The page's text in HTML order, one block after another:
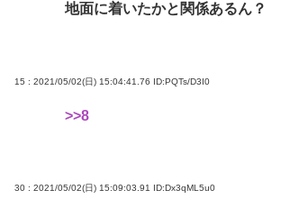
よ！」「保険にも入れないヤツは運
被災地・熊本、泥酔者の通報が止ま
地面に着いたかと関係あるん？
15 : 2021/05/02(日) 15:04:41.76 ID:PQTs/D3I0
>>8
30 : 2021/05/02(日) 15:09:03.91 ID:Dx3qML5u0